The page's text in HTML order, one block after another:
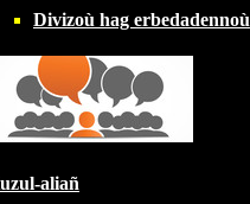
Divizoù hag erbedadennoù
aliañ